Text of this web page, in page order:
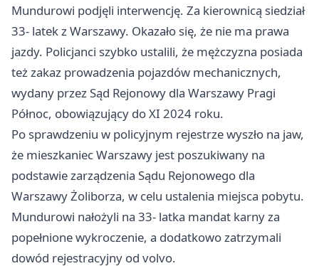
Mundurowi podjęli interwencję. Za kierownicą siedział
33- latek z Warszawy. Okazało się, że nie ma prawa
jazdy. Policjanci szybko ustalili, że mężczyzna posiada
też zakaz prowadzenia pojazdów mechanicznych,
wydany przez Sąd Rejonowy dla Warszawy Pragi
Północ, obowiązujący do XI 2024 roku.
Po sprawdzeniu w policyjnym rejestrze wyszło na jaw,
że mieszkaniec Warszawy jest poszukiwany na
podstawie zarządzenia Sądu Rejonowego dla
Warszawy Żoliborza, w celu ustalenia miejsca pobytu.
Mundurowi nałożyli na 33- latka mandat karny za
popełnione wykroczenie, a dodatkowo zatrzymali
dowód rejestracyjny od volvo.